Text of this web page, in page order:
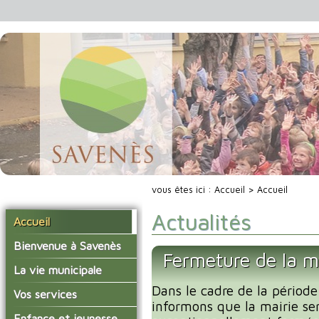
Accueil
Bienvenue à Savenès
Situer Savenès
Savenès en chiffre
L'histoire du village
La vie municipale
Vos élus
Les compte-rendus du
Vos services
La mairie
vous êtes ici : Accueil > Accueil
Actualités
Fermeture de la
Dans le cadre de la
informons que la mairie